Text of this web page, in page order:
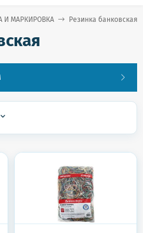
И МАРКИРОВКА Резинка банковская